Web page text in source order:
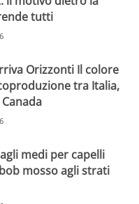
tutti
Orizzonti Il colore
tra Italia,
medi per capelli
mosso agli strati